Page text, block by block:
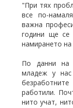
"При тях
все по-
важна
години ще се
намирането
По данни на
младеж у
работили.
нито учат,